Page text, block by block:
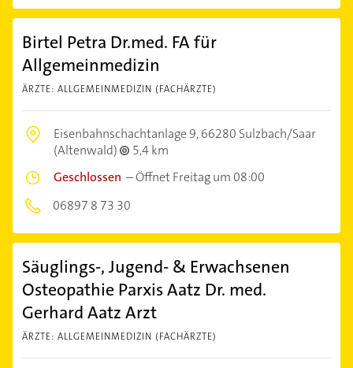
Birtel Petra Dr.med. FA für
Allgemeinmedizin
ÄRZTE: ALLGEMEINMEDIZIN (FACHÄRZTE)
Eisenbahnschachtanlage 9,66280 Sulzbach/Saar
(Altenwald)
5,4 km
Geschlossen –Öffnet Freitag um 08:00
06897 8 73 30
Säuglings-, Jugend- & Erwachsenen
Osteopathie Parxis Aatz Dr. med.
Gerhard Aatz Arzt
ÄRZTE: ALLGEMEINMEDIZIN (FACHÄRZTE)